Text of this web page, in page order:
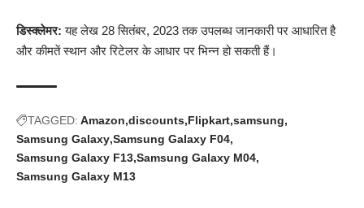
डिस्क्लेमर: यह लेख 28 सितंबर, 2023 तक उपलब्ध जानकारी पर आधारित है
और कीमतें स्थान और रिटेलर के आधार पर भिन्न हो सकती हैं।
TAGGED: Amazon discounts Flipkart samsung
Samsung Galaxy Samsung Galaxy F04
Samsung Galaxy F13 Samsung Galaxy M04
Samsung Galaxy M13